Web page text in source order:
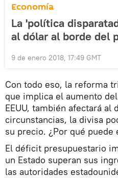
Economía
La 'política
al dólar al borde del
9 de enero 2018, 17:49 GMT
Con todo eso, la reforma
que implica el aumento
EEUU, también afectará al
circunstancias, la divisa
su precio. ¿Por qué puede
El déficit presupuestario
un Estado superan sus
las autoridades